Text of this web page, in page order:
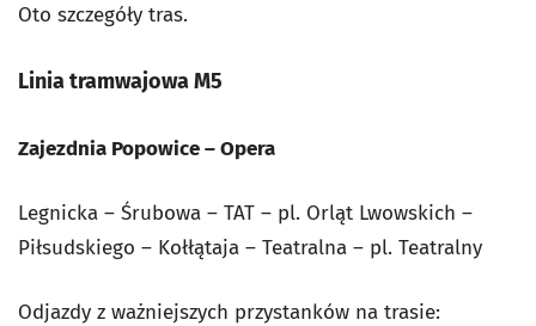
Oto szczegóły tras.
Linia tramwajowa M5
Zajezdnia Popowice – Opera
Legnicka – Śrubowa – TAT – pl. Orląt Lwowskich –
Piłsudskiego – Kołłątaja – Teatralna – pl. Teatralny
Odjazdy z ważniejszych przystanków na trasie: